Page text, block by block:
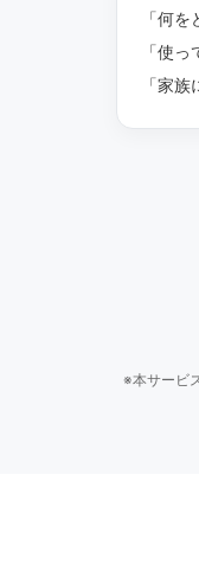
「何
「使
「家
※本サービ